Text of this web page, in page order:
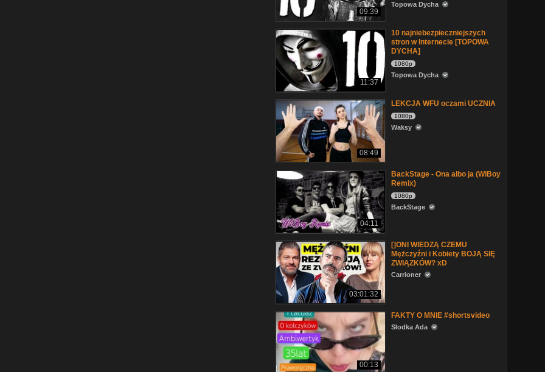
09:39
Topowa Dycha
11:37
10 najniebezpieczniejszych
stron w Internecie [TOPOWA
DYCHA]
1080p
Topowa Dycha
08:49
LEKCJA WFU oczami UCZNIA
1080p
Waksy
04:11
BackStage - Ona albo ja (WiBoy
Remix)
1080p
BackStage
03:01:32
[]ONI WIEDZĄ CZEMU
Mężczyźni i Kobiety BOJĄ SIĘ
ZWIĄZKÓW? xD
Carrioner
00:13
FAKTY O MNIE #shortsvideo
Słodka Ada